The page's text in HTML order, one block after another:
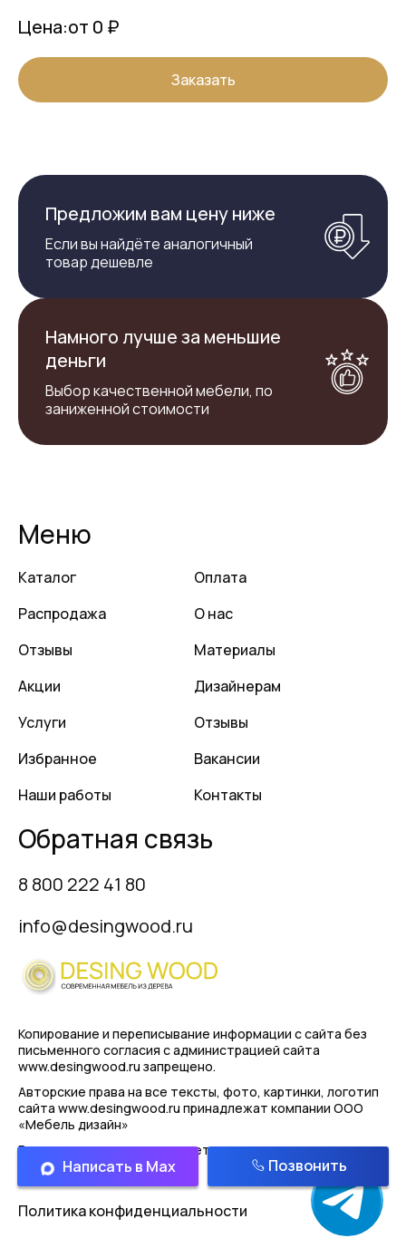
Цена:от 0 ₽
Заказать
Предложим вам цену ниже
Если вы найдёте аналогичный
товар дешевле
Намного лучше за меньшие
деньги
Выбор качественной мебели, по
заниженной стоимости
Меню
Каталог
Распродажа
Отзывы
Акции
Услуги
Избранное
Наши работы
Оплата
О нас
Материалы
Дизайнерам
Отзывы
Вакансии
Контакты
Обратная связь
8 800 222 41 80
info@desingwood.ru
Копирование и переписывание информации с сайта без
письменного согласия с администрацией сайта
www.desingwood.ru запрещено.
Авторские права на все тексты, фото, картинки, логотип
сайта www.desingwood.ru принадлежат компании ООО
«Мебель дизайн»
Реальные изделия могут иметь отличая от картинок
представленным на сайте!
Политика конфиденциальности
Написать в Max Позвонить